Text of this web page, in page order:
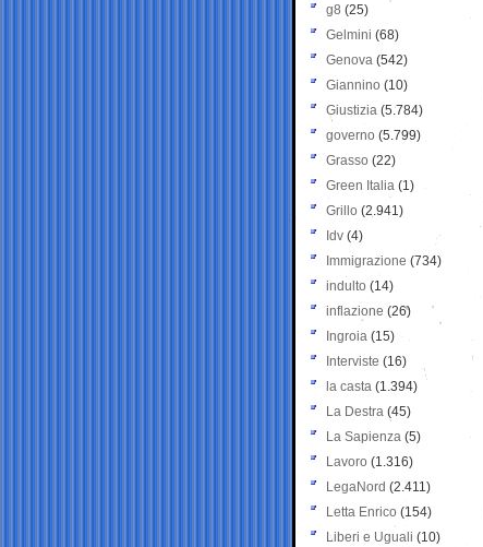
g8 (25)
Gelmini (68)
Genova (542)
Giannino (10)
Giustizia (5.784)
governo (5.799)
Grasso (22)
Green Italia (1)
Grillo (2.941)
Idv (4)
Immigrazione (734)
indulto (14)
inflazione (26)
Ingroia (15)
Interviste (16)
la casta (1.394)
La Destra (45)
La Sapienza (5)
Lavoro (1.316)
LegaNord (2.411)
Letta Enrico (154)
Liberi e Uguali (10)